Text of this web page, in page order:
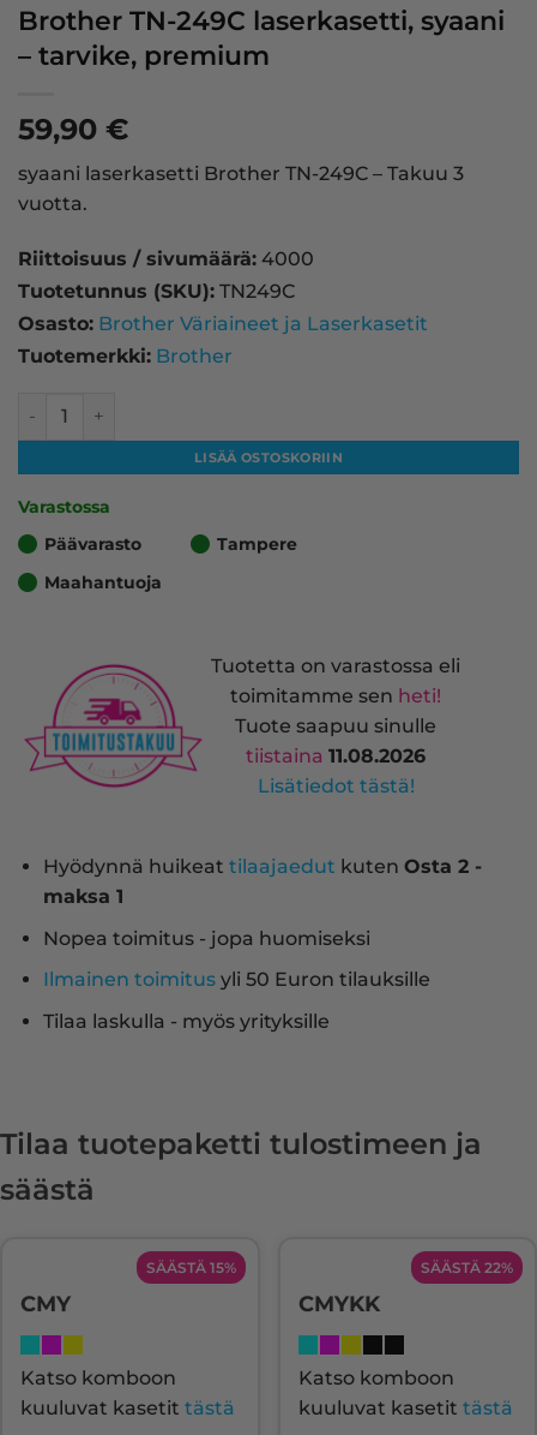
Brother TN-249C laserkasetti, syaani
– tarvike, premium
59,90 €
syaani laserkasetti Brother TN-249C – Takuu 3
vuotta.
Riittoisuus / sivumäärä: 4000
Tuotetunnus (SKU): TN249C
Osasto: Brother Väriaineet ja Laserkasetit
Tuotemerkki: Brother
Brother TN-249C laserkasetti, syaani – tarvike, premium
LISÄÄ OSTOSKORIIN
Varastossa
Päävarasto
Tampere
Maahantuoja
Tuotetta on varastossa eli
toimitamme sen heti!
Tuote saapuu sinulle
tiistaina11.08.2026
Lisätiedot tästä!
Hyödynnä huikeat tilaajaedut kuten Osta 2 -
maksa 1
Nopea toimitus - jopa huomiseksi
Ilmainen toimitusyli 50 Euron tilauksille
Tilaa laskulla - myös yrityksille
Tilaa tuotepaketti tulostimeen ja
säästä
SÄÄSTÄ 15%
CMY
Katso komboon
kuuluvat kasetit tästä
SÄÄSTÄ 22%
CMYKK
Katso komboon
kuuluvat kasetit tästä